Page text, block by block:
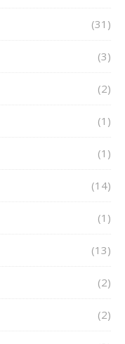
(31)
(3)
(2)
(1)
(1)
(14)
(1)
(13)
(2)
(2)